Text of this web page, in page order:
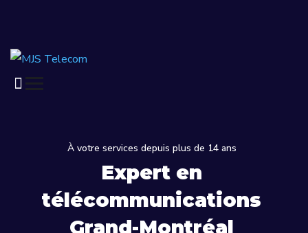
À votre services depuis plus de 14 ans
Expert en
télécommunications
Grand-Montréal